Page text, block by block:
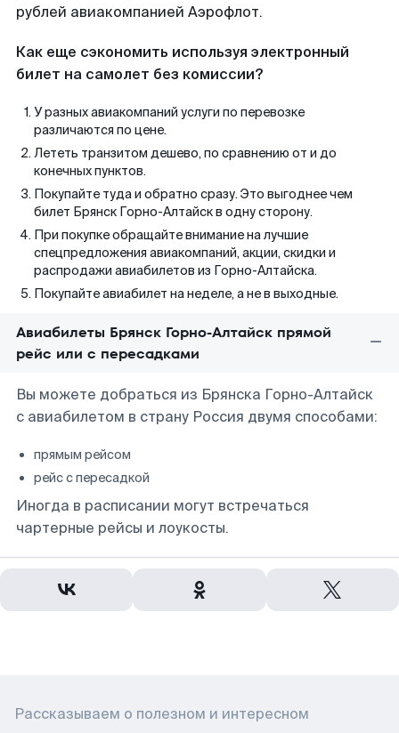
рублей авиакомпанией Аэрофлот.
Как еще сэкономить используя электронный
билет на самолет без комиссии?
У разных авиакомпаний услуги по перевозке
различаются по цене.
Лететь транзитом дешево, по сравнению от и до
конечных пунктов.
Покупайте туда и обратно сразу. Это выгоднее чем
билет Брянск Горно-Алтайск в одну сторону.
При покупке обращайте внимание на лучшие
спецпредложения авиакомпаний, акции, скидки и
распродажи авиабилетов из Горно-Алтайска.
Покупайте авиабилет на неделе, а не в выходные.
Авиабилеты Брянск Горно-Алтайск прямой
рейс или с пересадками
Вы можете добраться из Брянска Горно-Алтайск
с авиабилетом в страну Россия двумя способами:
прямым рейсом
рейс с пересадкой
Иногда в расписании могут встречаться
чартерные рейсы и лоукосты.
Рассказываем о полезном и интересном